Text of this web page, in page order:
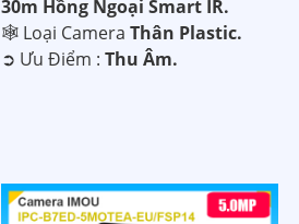
30m Hồng Ngoại Smart IR.
🕸️ Loại CameraThân Plastic.
️➲ Ưu Điểm :Thu Âm.